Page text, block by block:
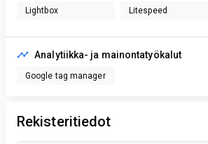
Lightbox Litespeed
Analytiikka- ja mainontatyökalut
Google tag manager
Rekisteritiedot